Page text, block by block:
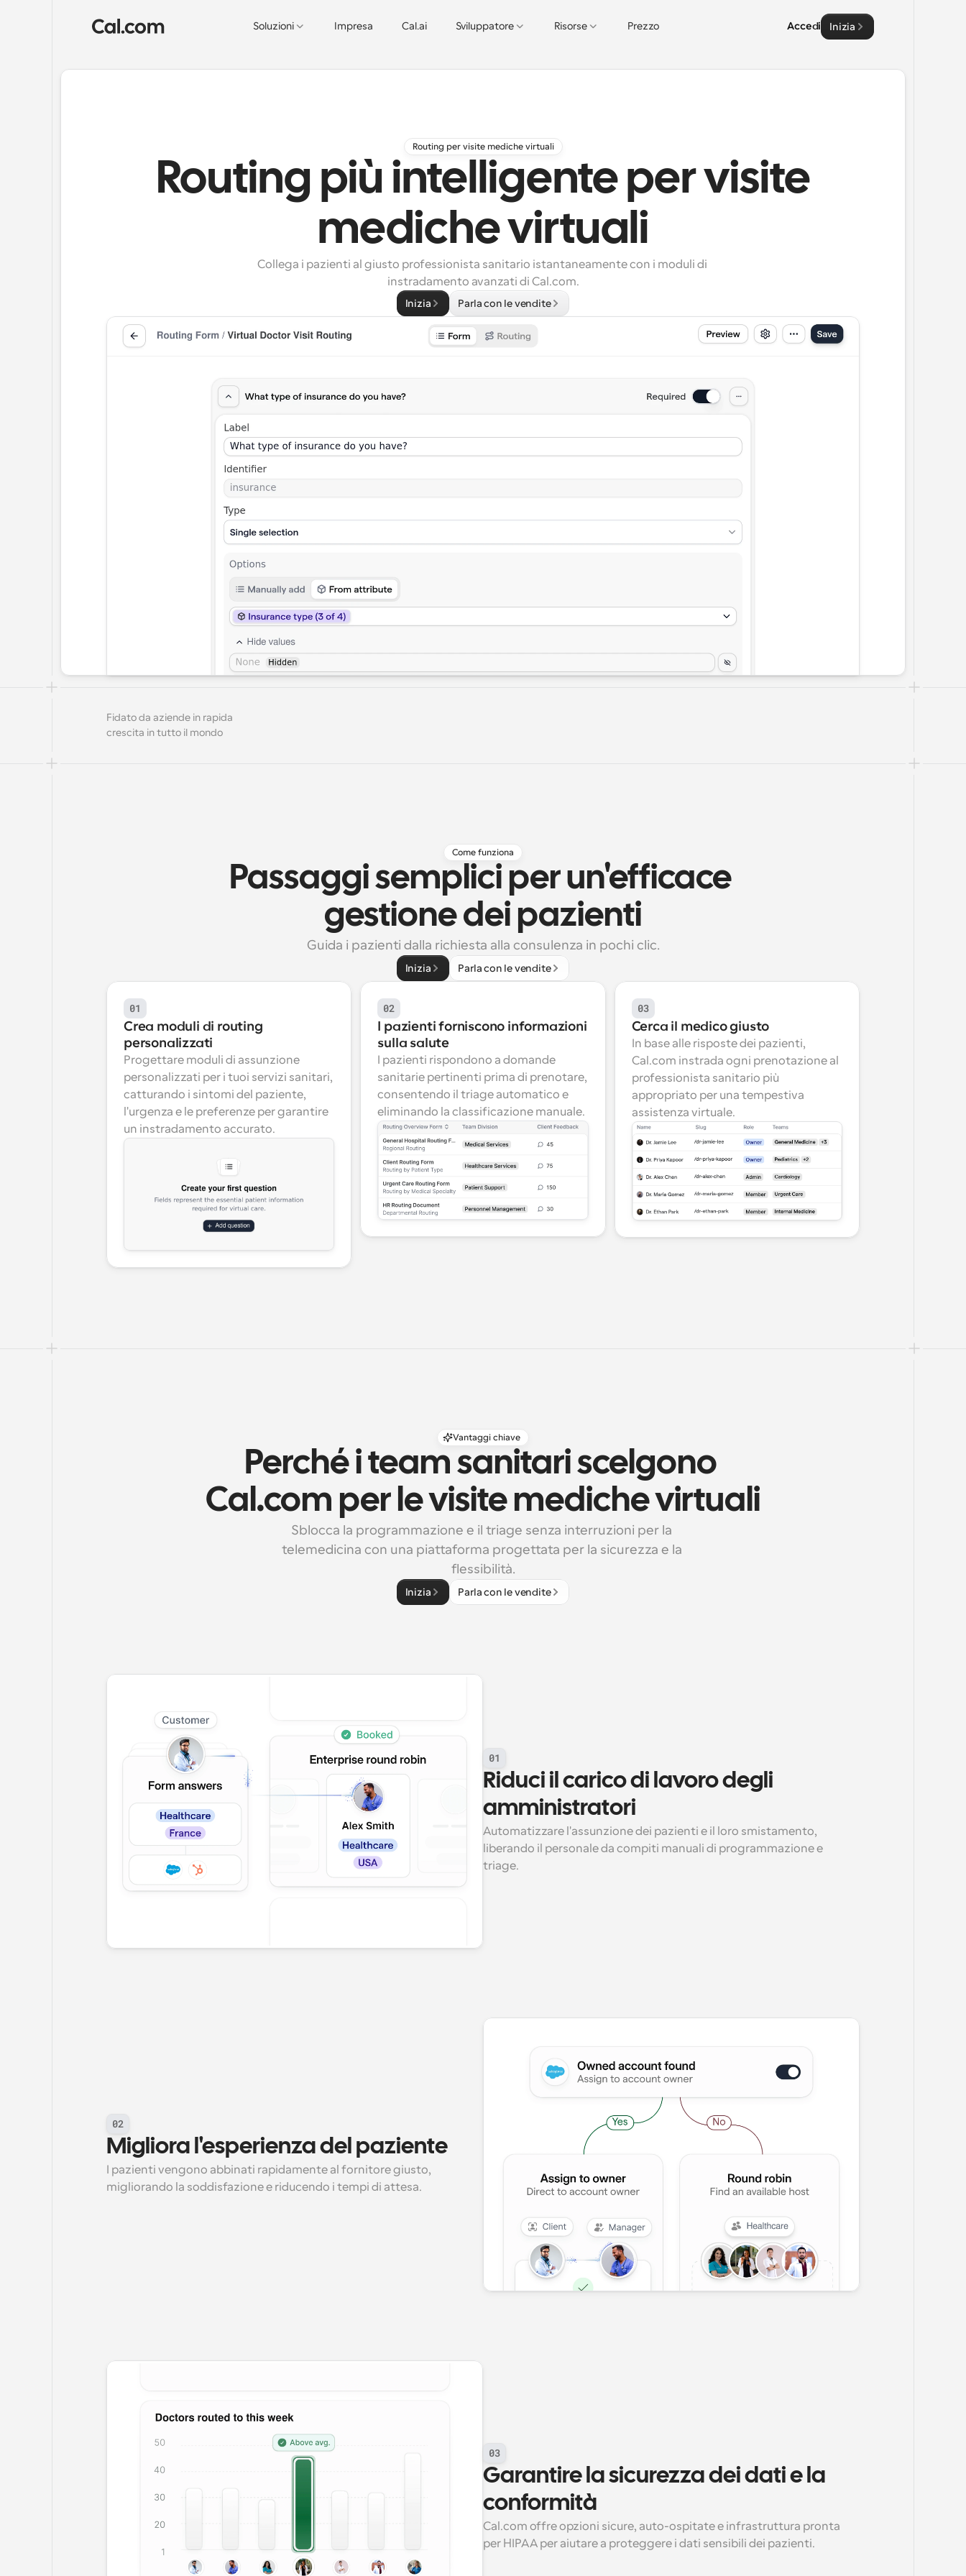
Soluzioni Impresa Cal.ai Sviluppatore Risorse Prezzo Accedi Inizia
Routing per visite mediche virtuali
Routing più intelligente per visite
mediche virtuali
Collega i pazienti al giusto professionista sanitario istantaneamente con i moduli di
instradamento avanzati di Cal.com.
Inizia Parla con le vendite
Fidato da aziende in rapida
crescita in tutto il mondo
Come funziona
Passaggi semplici per un'efficace
gestione dei pazienti
Guida i pazienti dalla richiesta alla consulenza in pochi clic.
Inizia Parla con le vendite
01
Crea moduli di routing
personalizzati
Progettare moduli di assunzione
personalizzati per i tuoi servizi sanitari,
catturando i sintomi del paziente,
l'urgenza e le preferenze per garantire
un instradamento accurato.
02
I pazienti forniscono informazioni
sulla salute
I pazienti rispondono a domande
sanitarie pertinenti prima di prenotare,
consentendo il triage automatico e
eliminando la classificazione manuale.
03
Cerca il medico giusto
In base alle risposte dei pazienti,
Cal.com instrada ogni prenotazione al
professionista sanitario più
appropriato per una tempestiva
assistenza virtuale.
Vantaggi chiave
Perché i team sanitari scelgono
Cal.com per le visite mediche virtuali
Sblocca la programmazione e il triage senza interruzioni per la
telemedicina con una piattaforma progettata per la sicurezza e la
flessibilità.
Inizia Parla con le vendite
01
Riduci il carico di lavoro degli
amministratori
Automatizzare l'assunzione dei pazienti e il loro smistamento,
liberando il personale da compiti manuali di programmazione e
triage.
02
Migliora l'esperienza del paziente
I pazienti vengono abbinati rapidamente al fornitore giusto,
migliorando la soddisfazione e riducendo i tempi di attesa.
03
Garantire la sicurezza dei dati e la
conformità
Cal.com offre opzioni sicure, auto-ospitate e infrastruttura pronta
per HIPAA per aiutare a proteggere i dati sensibili dei pazienti.